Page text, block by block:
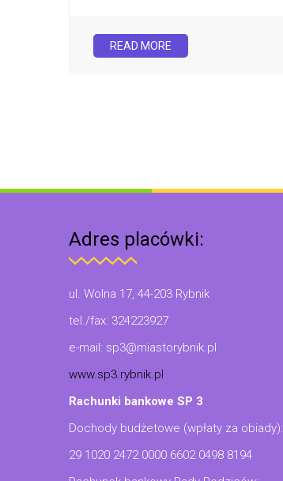
READ MORE
Adres placówki:
ul. Wolna 17, 44-203 Rybnik
tel./fax: 324223927
e-mail: sp3@miastorybnik.pl
www.sp3.rybnik.pl
Rachunki bankowe SP 3
Dochody budżetowe (wpłaty za obiady):
29 1020 2472 0000 6602 0498 8194